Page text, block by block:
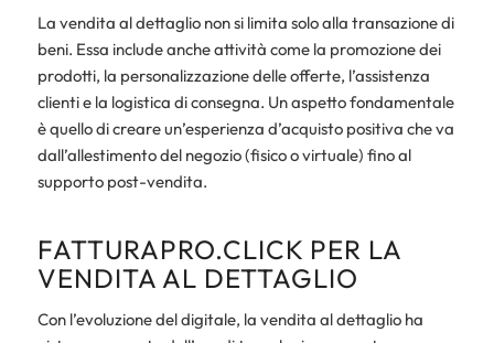
La vendita al dettaglio non si limita solo alla transazione di
beni. Essa include anche attività come la promozione dei
prodotti, la personalizzazione delle offerte, l’assistenza
clienti e la logistica di consegna. Un aspetto fondamentale
è quello di creare un’esperienza d’acquisto positiva che va
dall’allestimento del negozio (fisico o virtuale) fino al
supporto post-vendita.
FATTURAPRO.CLICK PER LA
VENDITA AL DETTAGLIO
Con l’evoluzione del digitale, la vendita al dettaglio ha